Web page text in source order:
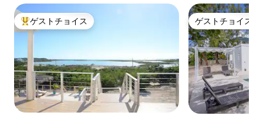
大好評のゲストチョイスです。
ゲストチョイス ゲストチョイス
ゲストチョイス